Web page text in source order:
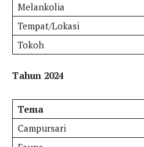
Melankolia
Tempat/Lokasi
Tokoh
Tahun 2024
Tema
Campursari